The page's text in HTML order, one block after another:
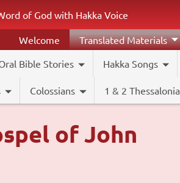
of God with Hakka Voice
Welcome
Translated Materials
Bible Stories Hakka Songs
Colossians 1 & 2
of John